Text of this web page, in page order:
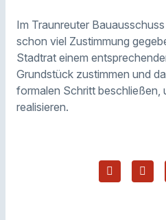
Im Traunreuter
schon viel Zustimmung
Stadtrat einem
Grundstück zustimmen und
formalen Schritt beschließen,
realisieren.